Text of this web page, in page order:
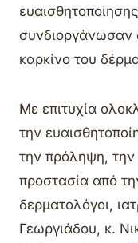
συνδιοργάνωσαν
καρκίνο του
Με επιτυχία
την
την πρόληψη, την
προστασία από
δερματολόγοι,
Γεωργιάδου, κ.